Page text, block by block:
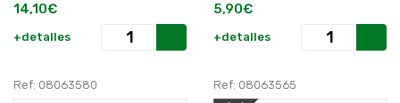
14,10€
+detalles
5,90€
+detalles
Ref: 08063580 Ref: 08063565